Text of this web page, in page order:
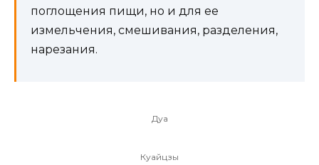
поглощения пищи, но и для ее
измельчения, смешивания, разделения,
нарезания.
Дуа
Куайцзы